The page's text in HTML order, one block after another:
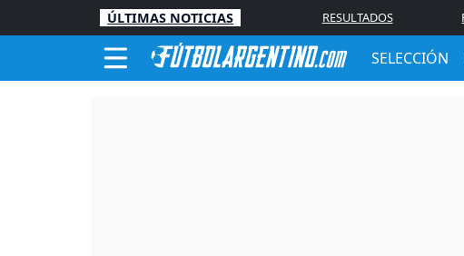
ÚLTIMAS NOTICIAS RESULTADOS
SELECCIÓN